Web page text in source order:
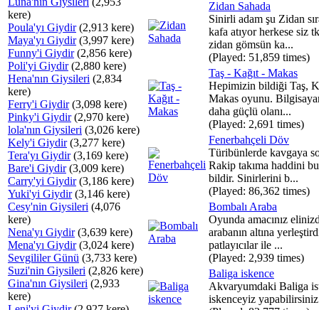
kere)
Poula'yı Giydir(2,913 kere)
Maya'yı Giydir(3,997 kere)
Funny'i Giydir(2,856 kere)
Poli'yi Giydir(2,880 kere)
Hena'nın Giysileri (2,834
kere)
Ferry'i Giydir(3,098 kere)
Pinky'i Giydir(2,970 kere)
lola'nın Giysileri (3,026 kere)
Kely'i Giydir(3,277 kere)
Tera'yı Giydir(3,169 kere)
Bare'i Giydir(3,009 kere)
Carry'yi Giydir(3,186 kere)
Yuki'yi Giydir(3,146 kere)
Cesy'nin Giysileri (4,076
kere)
Nena'yı Giydir(3,639 kere)
Mena'yı Giydir(3,024 kere)
Sevgililer Günü (3,733 kere)
Suzi'nin Giysileri (2,826 kere)
Gina'nın Giysileri (2,933
kere)
Zidan Sahada
Sinirli adam şu Zidan
kafa atıyor herkese siz
zidan gömsün ka...
(Played: 51,859 times)
Taş - Kağıt - Makas
Hepimizin bildiği Taş,
Makas oyunu.
daha güçlü olanı...
(Played: 2,691 times)
Fenerbahçeli Döv
Türibünlerde kavgaya
Rakip takıma haddini
bildir. Sinirlerini b...
(Played: 86,362 times)
Bombalı Araba
Oyunda amacınız
arabanın altına
patlayıcılar ile ...
(Played: 2,939 times)
Baliga iskence
Akvaryumdaki Baliga
iskenceyiz